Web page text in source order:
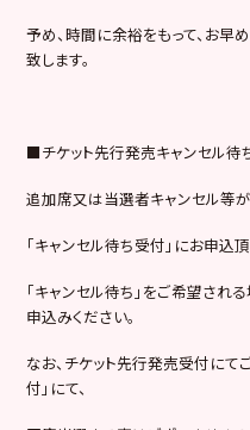
予め、時間に余裕をもって、お早
致します。
■チケット先行発売キャンセル待
追加席又は当選者キャンセル等が
「キャンセル待ち受付」にお申込
「キャンセル待ち」をご希望され
申込みください。
なお、チケット先行発売受付にて
付」にて、